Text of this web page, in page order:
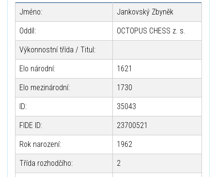
Jméno: Jankovský Zbyněk
Oddíl: OCTOPUS CHESS z. s.
Výkonnostní třída / Titul:
Elo národní: 1621
Elo mezinárodní: 1730
ID: 35043
FIDE ID: 23700521
Rok narození: 1962
Třída rozhodčího: 2